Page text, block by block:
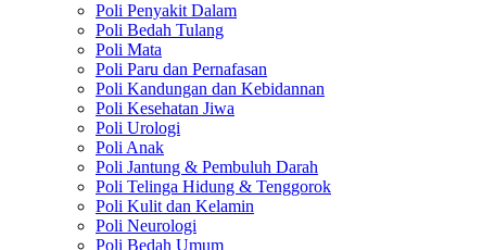
Poli Penyakit Dalam
Poli Bedah Tulang
Poli Mata
Poli Paru dan Pernafasan
Poli Kandungan dan Kebidannan
Poli Kesehatan Jiwa
Poli Urologi
Poli Anak
Poli Jantung & Pembuluh Darah
Poli Telinga Hidung & Tenggorok
Poli Kulit dan Kelamin
Poli Neurologi
Poli Bedah Umum